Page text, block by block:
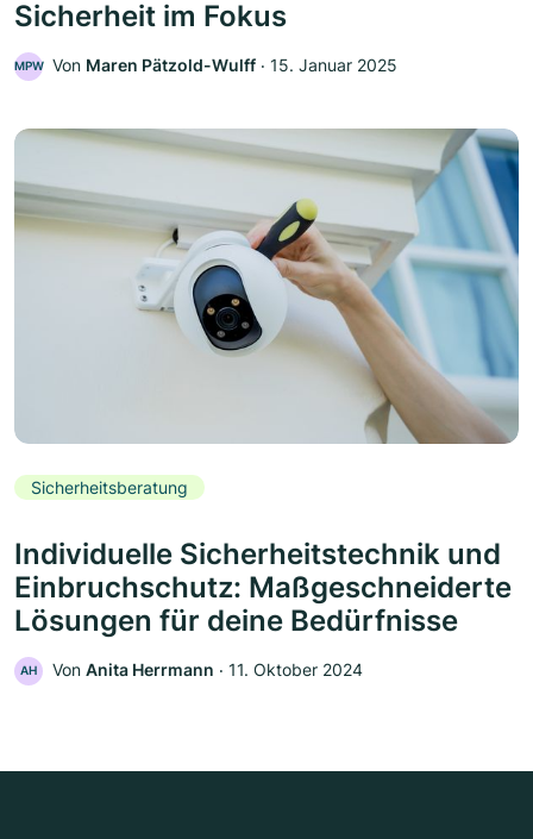
Sicherheit im Fokus
MPW Von Maren Pätzold-Wulff ‧ 15. Januar 2025
Sicherheitsberatung
Individuelle Sicherheitstechnik und
Einbruchschutz: Maßgeschneiderte
Lösungen für deine Bedürfnisse
AH Von Anita Herrmann ‧ 11. Oktober 2024